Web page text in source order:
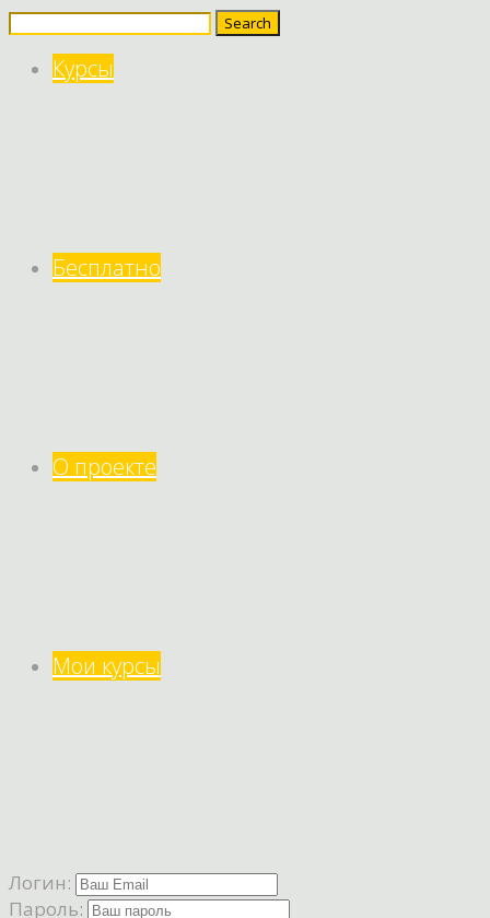
Search
Курсы
Бесплатно
О проекте
Мои курсы
Логин:
Пароль: